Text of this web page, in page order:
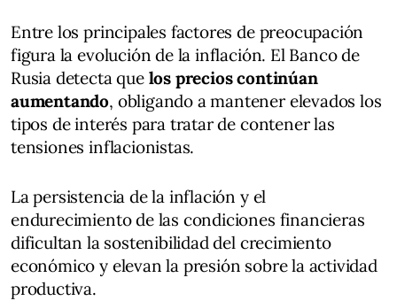
Entre los principales factores de preocupación
figura la evolución de la inflación. El Banco de
Rusia detecta que los precios continúan
aumentando, obligando a mantener elevados los
tipos de interés para tratar de contener las
tensiones inflacionistas.
La persistencia de la inflación y el
endurecimiento de las condiciones financieras
dificultan la sostenibilidad del crecimiento
económico y elevan la presión sobre la actividad
productiva.